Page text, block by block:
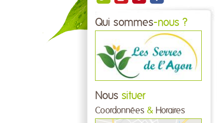
Qui sommes-nous ?
Nous situer
Coordonnées & Horaires